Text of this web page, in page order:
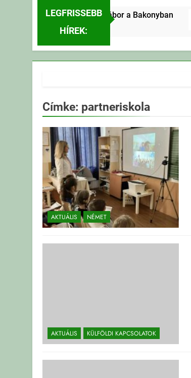
LEGFRISSEBB
HÍREK:
Erdei Vándortábor a Bakonyban
3 Nap Ezelőtt
Címke: partneriskola
AKTUÁLIS NÉMET
AKTUÁLIS KÜLFÖLDI KAPCSOLATOK